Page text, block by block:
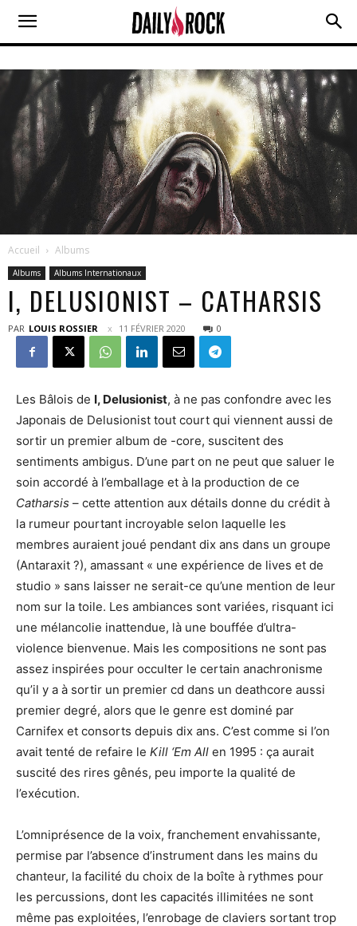
Accueil Albums
Albums Albums Internationaux
I, DELUSIONIST – CATHARSIS
PAR LOUIS ROSSIER 11 FÉVRIER 2020 0
Les Bâlois de I, Delusionist, à ne pas confondre avec les
Japonais de Delusionist tout court qui viennent aussi de
sortir un premier album de -core, suscitent des
sentiments ambigus. D’une part on ne peut que saluer le
soin accordé à l’emballage et à la production de ce
Catharsis – cette attention aux détails donne du crédit à
la rumeur pourtant incroyable selon laquelle les
membres auraient joué pendant dix ans dans un groupe
(Antaraxit ?), amassant « une expérience de lives et de
studio » sans laisser ne serait-ce qu’une mention de leur
nom sur la toile. Les ambiances sont variées, risquant ici
une mélancolie inattendue, là une bouffée d’ultra-
violence bienvenue. Mais les compositions ne sont pas
assez inspirées pour occulter le certain anachronisme
qu’il y a à sortir un premier cd dans un deathcore aussi
premier degré, alors que le genre est dominé par
Carnifex et consorts depuis dix ans. C’est comme si l’on
avait tenté de refaire le Kill ‘Em All en 1995 : ça aurait
suscité des rires gênés, peu importe la qualité de
l’exécution.
L’omniprésence de la voix, franchement envahissante,
permise par l’absence d’instrument dans les mains du
chanteur, la facilité du choix de la boîte à rythmes pour
les percussions, dont les capacités illimitées ne sont
même pas exploitées, l’enrobage de claviers sortant trop